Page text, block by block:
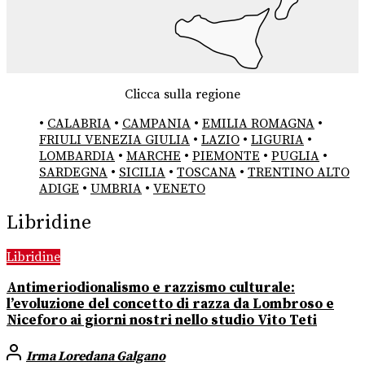
Clicca sulla regione
• CALABRIA • CAMPANIA • EMILIA ROMAGNA •
FRIULI VENEZIA GIULIA • LAZIO • LIGURIA •
LOMBARDIA • MARCHE • PIEMONTE • PUGLIA •
SARDEGNA • SICILIA • TOSCANA • TRENTINO ALTO
ADIGE • UMBRIA • VENETO
Libridine
Libridine
Antimeriodionalismo e razzismo culturale:
l’evoluzione del concetto di razza da Lombroso e
Niceforo ai giorni nostri nello studio Vito Teti
Irma Loredana Galgano